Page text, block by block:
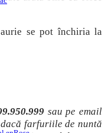
se pot închiria la
sau pe email
farfuriile de nuntă